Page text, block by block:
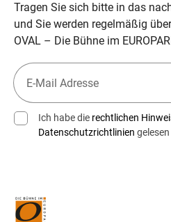
Tragen Sie sich bitte in das
und Sie werden regelmäßig
OVAL – Die Bühne im
Ich habe die rechtlichen
Datenschutzrichtlinien